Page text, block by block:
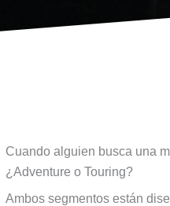
Cuando alguien busca una
¿Adventure o Touring?
Ambos segmentos están